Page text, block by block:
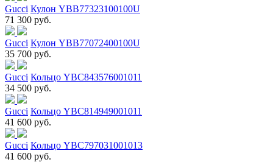
Gucci Кулон YBB77323100100U
71 300 руб.
Gucci Кулон YBB77072400100U
35 700 руб.
Gucci Кольцо YBC843576001011
34 500 руб.
Gucci Кольцо YBC814949001011
41 600 руб.
Gucci Кольцо YBC797031001013
41 600 руб.